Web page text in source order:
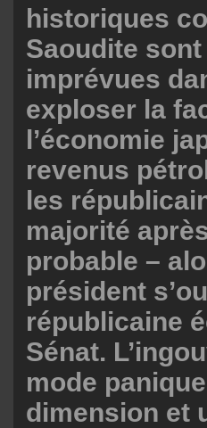
historiques
Saoudite
imprévues
exploser la
l’économie
revenus
les
majorité
probable –
président
républicaine
Sénat.
mode
dimension et